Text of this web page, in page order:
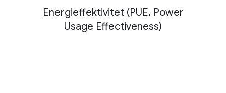
Energieffektivitet (PUE, Power
Usage Effectiveness)